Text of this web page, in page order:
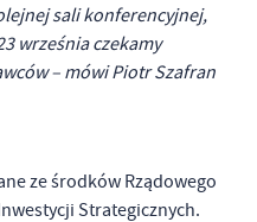
sali konferencyjnej,
września czekamy
– mówi Piotr Szafran
ze środków Rządowego
Strategicznych.